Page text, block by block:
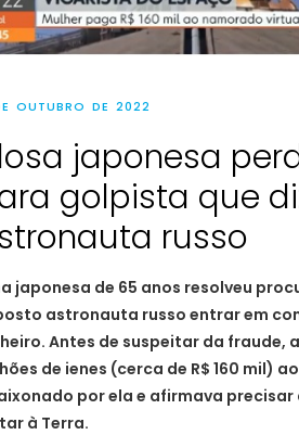
OUTUBRO DE 2022
japonesa
golpista que
russo
japonesa de 65 anos resolveu
astronauta russo entrar em
Antes de suspeitar da fraude,
de ienes (cerca de R$ 160 mil)
por ela e afirmava
à Terra.